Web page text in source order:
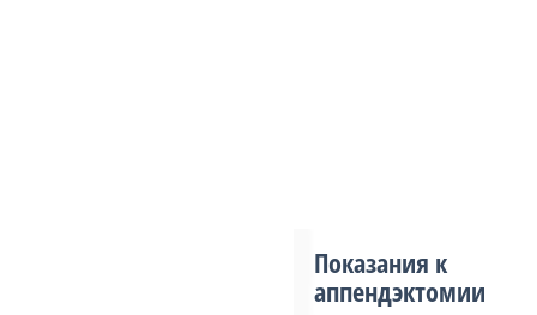
Показания к
аппендэктомии